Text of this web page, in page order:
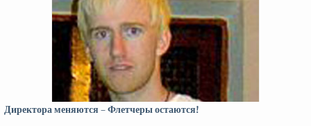
Директора меняются – Флетчеры остаются!